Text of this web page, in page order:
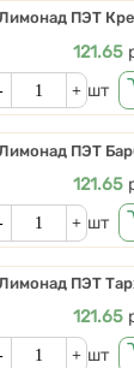
ПЭТ
Цена
121.65
во
шт
ПЭТ
Цена
121.65
во
шт
ПЭТ
Цена
121.65
во
шт